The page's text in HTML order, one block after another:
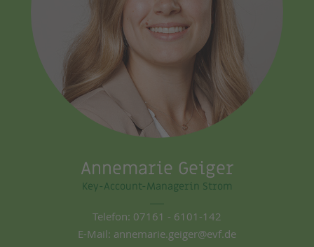
Annemarie Geiger
Key-Account-Managerin Strom
Telefon: 07161 - 6101-142
E-Mail: annemarie.geiger@evf.de